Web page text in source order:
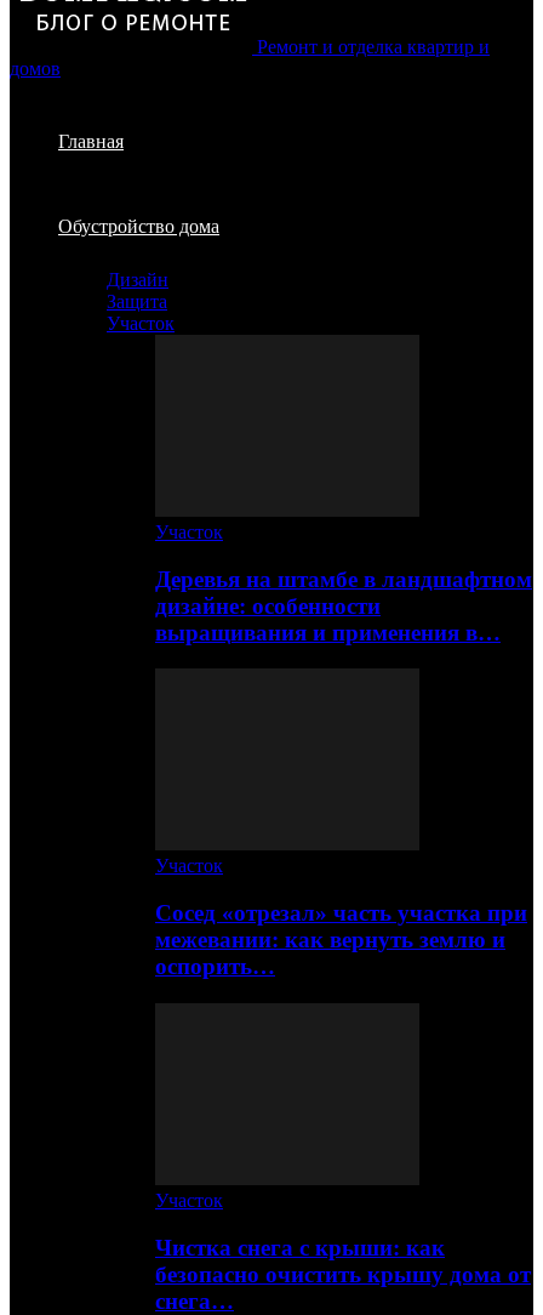
Ремонт и отделка квартир и
домов
Главная
Обустройство дома
Дизайн
Защита
Участок
Участок
Деревья на штамбе в ландшафтном
дизайне: особенности
выращивания и применения в…
Участок
Сосед «отрезал» часть участка при
межевании: как вернуть землю и
оспорить…
Участок
Чистка снега с крыши: как
безопасно очистить крышу дома от
снега…